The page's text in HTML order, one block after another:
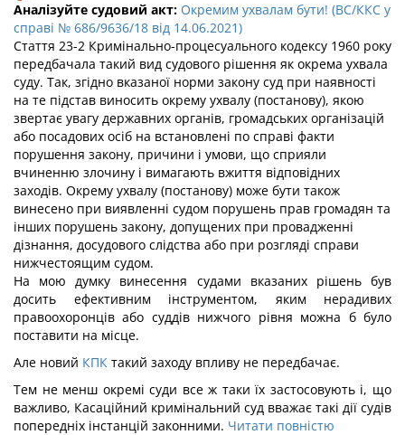
Аналізуйте судовий акт: Окремим ухвалам бути! (ВС/ККС у
справі № 686/9636/18 від 14.06.2021)
Стаття 23-2 Кримінально-процесуального кодексу 1960 року
передбачала такий вид судового рішення як окрема ухвала
суду. Так, згідно вказаної норми закону суд при наявності
на те підстав виносить окрему ухвалу (постанову), якою
звертає увагу державних органів, громадських організацій
або посадових осіб на встановлені по справі факти
порушення закону, причини і умови, що сприяли
вчиненню злочину і вимагають вжиття відповідних
заходів. Окрему ухвалу (постанову) може бути також
винесено при виявленні судом порушень прав громадян та
інших порушень закону, допущених при провадженні
дізнання, досудового слідства або при розгляді справи
нижчестоящим судом.
На мою думку винесення судами вказаних рішень був
досить ефективним інструментом, яким нерадивих
правоохоронців або суддів нижчого рівня можна б було
поставити на місце.
Але новий КПК такий заходу впливу не передбачає.
Тем не менш окремі суди все ж таки їх застосовують і, що
важливо, Касаційний кримінальний суд вважає такі дії судів
попередніх інстанцій законними. Читати повністю